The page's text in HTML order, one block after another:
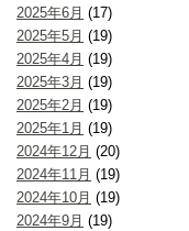
2025年6月 (17)
2025年5月 (19)
2025年4月 (19)
2025年3月 (19)
2025年2月 (19)
2025年1月 (19)
2024年12月 (20)
2024年11月 (19)
2024年10月 (19)
2024年9月 (19)